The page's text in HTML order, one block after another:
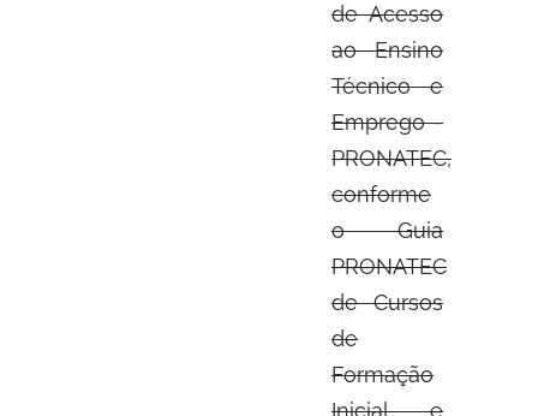
de Acesso
ao Ensino
Técnico e
Emprego -
PRONATEC,
conforme
o Guia
PRONATEC
de Cursos
de
Formação